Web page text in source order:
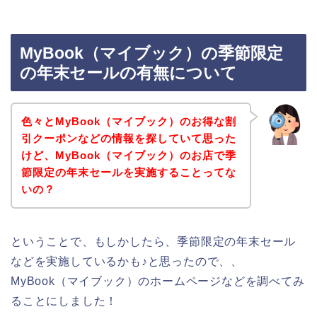
MyBook（マイブック）の季節限定
の年末セールの有無について
色々とMyBook（マイブック）のお得な割
引クーポンなどの情報を探していて思った
けど、MyBook（マイブック）のお店で季
節限定の年末セールを実施することってな
いの？
ということで、もしかしたら、季節限定の年末セール
などを実施しているかも♪と思ったので、、
MyBook（マイブック）のホームページなどを調べてみ
ることにしました！